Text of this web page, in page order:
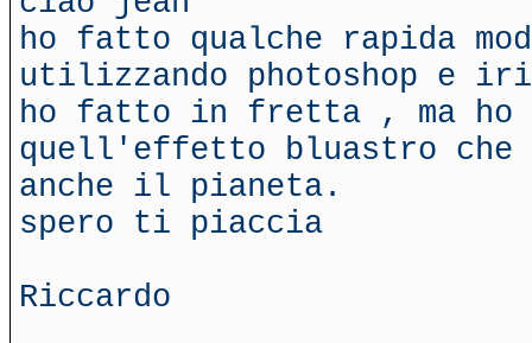
ho fatto qualche rapida
utilizzando photoshop e
ho fatto in fretta , ma ho
quell'effetto bluastro che
anche il pianeta.
spero ti piaccia
Riccardo